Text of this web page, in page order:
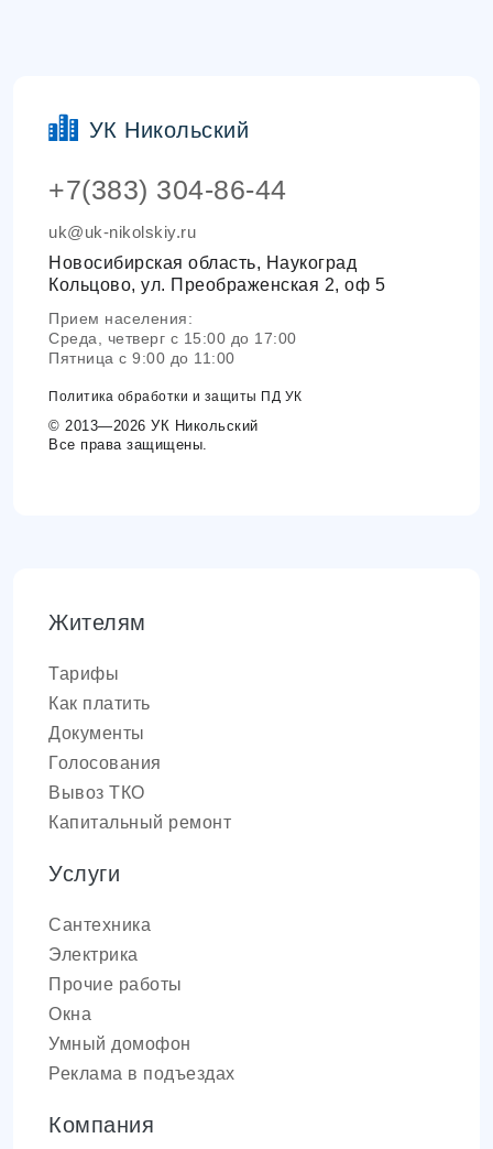
УК Никольский
+7(383) 304-86-44
uk@uk-nikolskiy.ru
Новосибирская область, Наукоград
Кольцово, ул. Преображенская 2, оф 5
Прием населения:
Среда, четверг с 15:00 до 17:00
Пятница с 9:00 до 11:00
Политика обработки и защиты ПД УК
© 2013—2026 УК Никольский
Все права защищены.
Жителям
Тарифы
Как платить
Документы
Голосования
Вывоз ТКО
Капитальный ремонт
Услуги
Сантехника
Электрика
Прочие работы
Окна
Умный домофон
Реклама в подъездах
Компания